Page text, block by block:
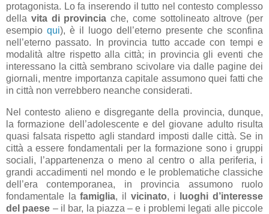
protagonista. Lo fa inserendo il tutto nel contesto complesso
della vita di provincia che, come sottolineato altrove (per
esempio qui), è il luogo dell’eterno presente che sconfina
nell’eterno passato. In provincia tutto accade con tempi e
modalità altre rispetto alla città; in provincia gli eventi che
interessano la città sembrano scivolare via dalle pagine dei
giornali, mentre importanza capitale assumono quei fatti che
in città non verrebbero neanche considerati.
Nel contesto alieno e disgregante della provincia, dunque,
la formazione dell’adolescente e del giovane adulto risulta
quasi falsata rispetto agli standard imposti dalle città. Se in
città a essere fondamentali per la formazione sono i gruppi
sociali, l’appartenenza o meno al centro o alla periferia, i
grandi accadimenti nel mondo e le problematiche classiche
dell’era contemporanea, in provincia assumono ruolo
fondamentale lafamiglia, il vicinato, i
luoghi d’interesse
del paese – il bar, la piazza – e i problemi legati alle piccole